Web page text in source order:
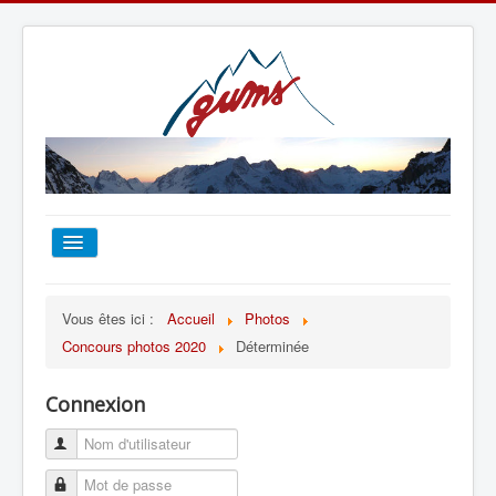
TOUT SUR LE GUMS
ESCALADE
ALPINISME
Vous êtes ici : Accueil
Photos
Concours photos 2020
Déterminée
Connexion